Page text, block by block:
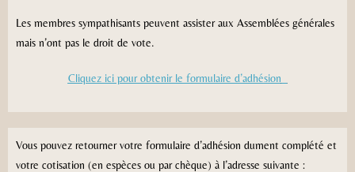
Les membres sympathisants peuvent assister aux Assemblées générales
mais n’ont pas le droit de vote.
Cliquez ici pour obtenir le formulaire d’adhésion
Vous pouvez retourner votre formulaire d’adhésion dument complété et
votre cotisation (en espèces ou par chèque) à l’adresse suivante :